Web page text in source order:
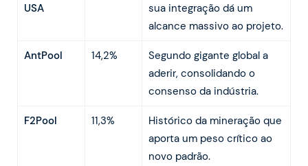
USA
sua integração dá um
alcance massivo ao projeto.
AntPool 14,2%
Segundo gigante global a
aderir, consolidando o
consenso da indústria.
F2Pool 11,3%
Histórico da mineração que
aporta um peso crítico ao
novo padrão.